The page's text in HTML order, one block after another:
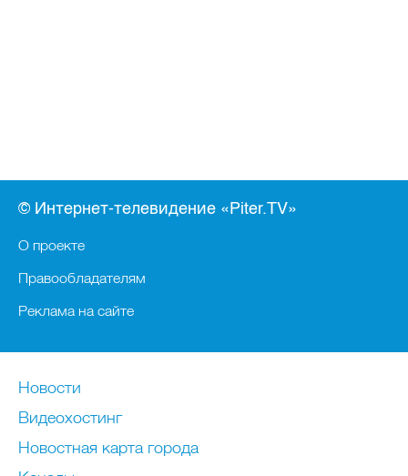
© Интернет-телевидение «Piter.TV»
О проекте
Правообладателям
Реклама на сайте
Новости
Видеохостинг
Новостная карта города